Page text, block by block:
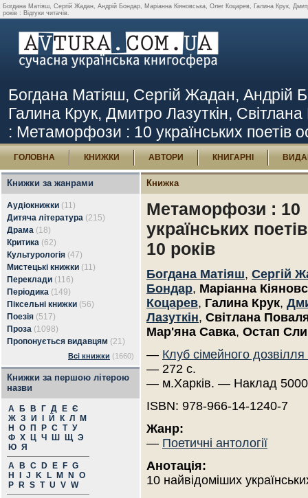
Богдана Матіяш, Сергій Жадан, Андрій Бондар, Маріанна Кіяновська, Олег Коцарев, Галина Крук,
років : Відгуки читачів.
Богдана Матіяш, Сергій Жадан, Андрій
Галина Крук, Дмитро Лазуткін,
: Метаморфози : 10 українських поетів
ГОЛОВНА КНИЖКИ АВТОРИ КНИГАРНІ
Книжки за жанрами
Аудіокнижки (11)
Дитяча література (215)
Драма (18)
Критика (62)
Культурологія (47)
Мистецькі книжки (11)
Переклади (116)
Періодика (149)
Піксельні книжки (56)
Поезія (517)
Проза (1098)
Пропонується видавцям (21)
Всі книжки (1660)
Книжки за першою літерою
назви
А Б В Г Д Е Є
Ж З И Й К Л
М
Н
О П Р С Т У
Ф Х Ц Ч Ш Щ Э
Ю Я
A
B C D E F G
H
J K L M N
O
P
R S T U V W
Книжка
Метаморфози : 10
українських
10 років
Богдана Матіяш, Сергій
Бондар, Маріанна
Коцарев, Галина Крук,
Лазуткін, Світлана
Мар'яна Савка, Остап
— Клуб сімейного
— 272 с.
— м.Харків. — Наклад
ISBN: 978-966-14-1240-7
Жанр:
— Поетичні антології
Анотація:
10 найвідоміших